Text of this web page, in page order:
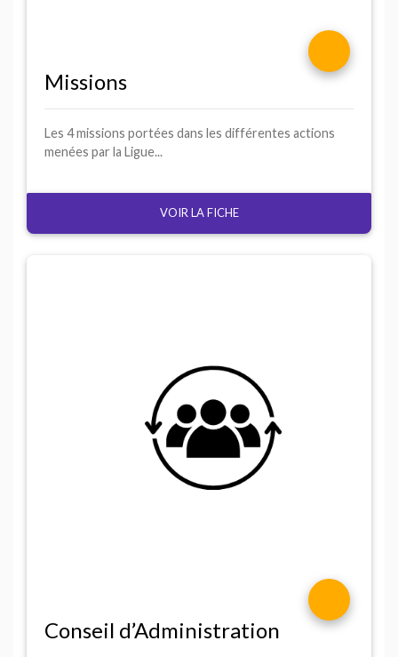
Missions
Les 4 missions portées dans les différentes actions
menées par la Ligue...
VOIR LA FICHE
Conseil d’Administration